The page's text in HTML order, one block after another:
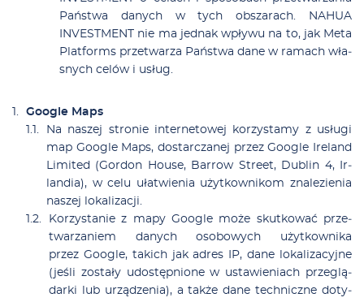
Pań­stwa da­nych w tych ob­sza­rach. NAHUA
INVESTMENT nie ma jed­nak wpły­wu na to, jak Me­ta
Plat­forms prze­twa­rza Pań­stwa da­ne w ra­mach wła­
snych ce­lów i usług.
Go­ogle Maps
Na na­szej stro­nie in­ter­ne­to­wej ko­rzy­sta­my z usłu­gi
map Go­ogle Maps, do­star­cza­nej przez Go­ogle Ire­land
Li­mi­ted (Gor­don Ho­use, Bar­row Stre­et, Du­blin 4, Ir­
lan­dia), w ce­lu uła­twie­nia użyt­kow­ni­kom zna­le­zie­nia
na­szej lo­ka­li­za­cji.
Ko­rzy­sta­nie z ma­py Go­ogle mo­że skut­ko­wać prze­
twa­rza­niem da­nych oso­bo­wych użyt­kow­ni­ka
przez Go­ogle, ta­kich jak ad­res IP, da­ne lo­ka­li­za­cyj­ne
(je­śli zo­sta­ły udo­stęp­nio­ne w usta­wie­niach prze­glą­
dar­ki lub urzą­dze­nia), a tak­że da­ne tech­nicz­ne do­ty­